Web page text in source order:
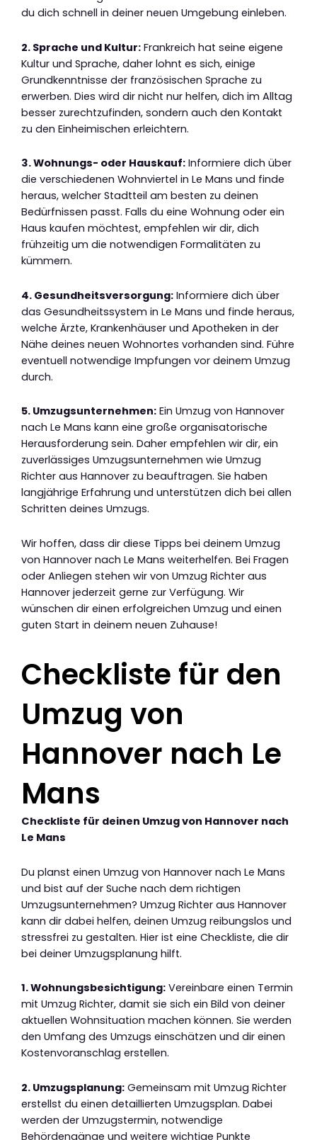
du dich schnell in deiner neuen Umgebung einleben.
2. Sprache und Kultur: Frankreich hat seine eigene
Kultur und Sprache, daher lohnt es sich, einige
Grundkenntnisse der französischen Sprache zu
erwerben. Dies wird dir nicht nur helfen, dich im Alltag
besser zurechtzufinden, sondern auch den Kontakt
zu den Einheimischen erleichtern.
3. Wohnungs- oder Hauskauf: Informiere dich über
die verschiedenen Wohnviertel in Le Mans und finde
heraus, welcher Stadtteil am besten zu deinen
Bedürfnissen passt. Falls du eine Wohnung oder ein
Haus kaufen möchtest, empfehlen wir dir, dich
frühzeitig um die notwendigen Formalitäten zu
kümmern.
4. Gesundheitsversorgung: Informiere dich über
das Gesundheitssystem in Le Mans und finde heraus,
welche Ärzte, Krankenhäuser und Apotheken in der
Nähe deines neuen Wohnortes vorhanden sind. Führe
eventuell notwendige Impfungen vor deinem Umzug
durch.
5. Umzugsunternehmen: Ein Umzug von Hannover
nach Le Mans kann eine große organisatorische
Herausforderung sein. Daher empfehlen wir dir, ein
zuverlässiges Umzugsunternehmen wie Umzug
Richter aus Hannover zu beauftragen. Sie haben
langjährige Erfahrung und unterstützen dich bei allen
Schritten deines Umzugs.
Wir hoffen, dass dir diese Tipps bei deinem Umzug
von Hannover nach Le Mans weiterhelfen. Bei Fragen
oder Anliegen stehen wir von Umzug Richter aus
Hannover jederzeit gerne zur Verfügung. Wir
wünschen dir einen erfolgreichen Umzug und einen
guten Start in deinem neuen Zuhause!
Checkliste für den
Umzug von
Hannover nach Le
Mans
Checkliste für deinen Umzug von Hannover nach
Le Mans
Du planst einen Umzug von Hannover nach Le Mans
und bist auf der Suche nach dem richtigen
Umzugsunternehmen? Umzug Richter aus Hannover
kann dir dabei helfen, deinen Umzug reibungslos und
stressfrei zu gestalten. Hier ist eine Checkliste, die dir
bei deiner Umzugsplanung hilft.
1. Wohnungsbesichtigung: Vereinbare einen Termin
mit Umzug Richter, damit sie sich ein Bild von deiner
aktuellen Wohnsituation machen können. Sie werden
den Umfang des Umzugs einschätzen und dir einen
Kostenvoranschlag erstellen.
2. Umzugsplanung: Gemeinsam mit Umzug Richter
erstellst du einen detaillierten Umzugsplan. Dabei
werden der Umzugstermin, notwendige
Behördengänge und weitere wichtige Punkte